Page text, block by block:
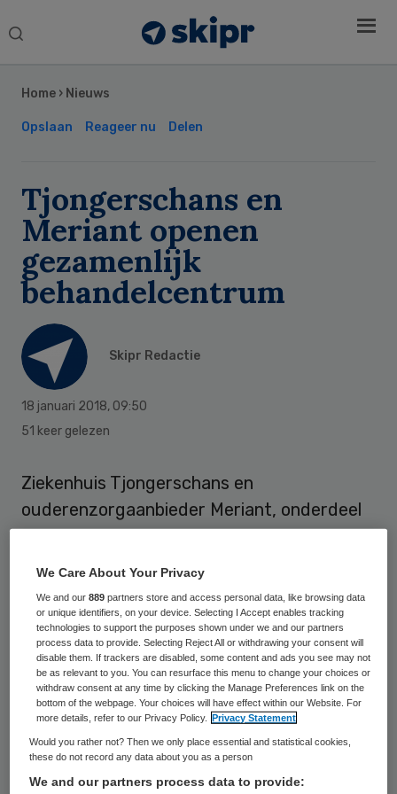
Search
Home › Nieuws
Opslaan Reageer nu Delen
Tjongerschans en
Meriant openen
gezamenlijk
behandelcentrum
Skipr Redactie
18 januari 2018, 09:50
51 keer gelezen
Ziekenhuis Tjongerschans en
ouderenzorgaanbieder Meriant, onderdeel
van Alliade, gaan op een gezamenlijke
locatie zorg bieden aan ouderen. Op 17
januari is het officiële startschot gegeven
voor de bouw van het expertisecentrum
voor medisch specialistische ouderenzorg.
In het centrum zijn straks de geriatrische
revaliatieafdeling van Meriant en de
klinische geriatrieafdeling van
Tjongerschans gevestigd. Het idee voor
Sidebar
We Care About Your Privacy
We and our889 partners store and access personal data, like browsing data
or unique identifiers, on your device. Selecting I Accept enables tracking
technologies to support the purposes shown under we and our partners
process data to provide. Selecting Reject All or withdrawing your consent will
disable them. If trackers are disabled, some content and ads you see may not
be as relevant to you. You can resurface this menu to change your choices or
withdraw consent at any time by clicking the Manage Preferences link on the
bottom of the webpage. Your choices will have effect within our Website. For
more details, refer to our Privacy Policy.
Privacy Statement
Would you rather not? Then we only place essential and statistical cookies,
these do not record any data about you as a person
We and our partners process data to provide: